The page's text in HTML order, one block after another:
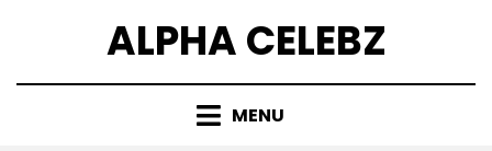
ALPHA CELEBZ
MENU